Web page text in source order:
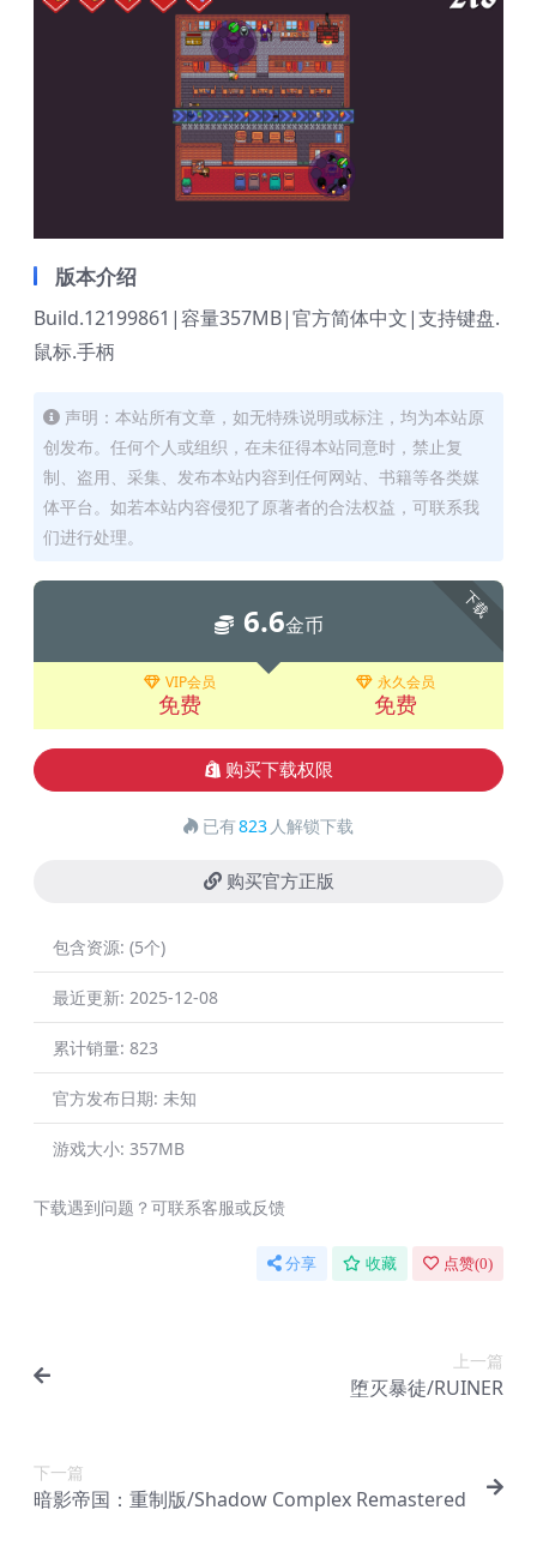
版本介绍
Build.12199861|容量357MB|官方简体中文|支持键盘.
鼠标.手柄
声明：本站所有文章，如无特殊说明或标注，均为本站原
创发布。任何个人或组织，在未征得本站同意时，禁止复
制、盗用、采集、发布本站内容到任何网站、书籍等各类媒
体平台。如若本站内容侵犯了原著者的合法权益，可联系我
们进行处理。
下载
6.6金币
VIP会员
免费
永久会员
免费
购买下载权限
已有823 人解锁下载
购买官方正版
包含资源: (5个)
最近更新: 2025-12-08
累计销量: 823
官方发布日期: 未知
游戏大小: 357MB
下载遇到问题？可联系客服或反馈
分享 收藏 点赞(0)
上一篇
堕灭暴徒/RUINER
下一篇
暗影帝国：重制版/Shadow Complex Remastered